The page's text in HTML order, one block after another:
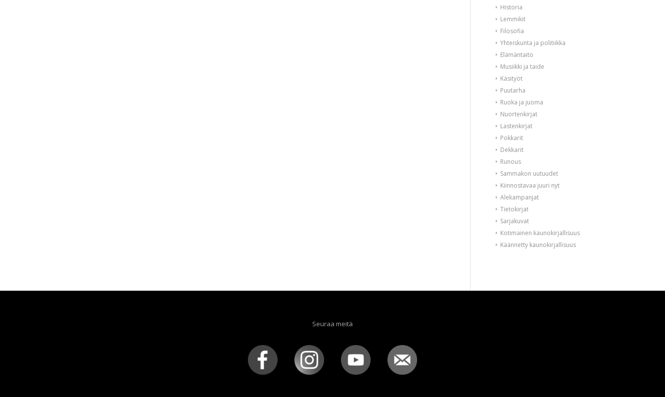
Historia
Lemmikit
Filosofia
Yhteiskunta ja politiikka
Elämäntaito
Musiikki ja taide
Käsityöt
Puutarha
Ruoka ja juoma
Nuortenkirjat
Lastenkirjat
Pokkarit
Dekkarit
Runous
Sammakon uutuudet
Kiinnostavaa juuri nyt
Alekampanjat
Tietokirjat
Sarjakuvat
Kotimainen kaunokirjallisuus
Käännetty kaunokirjallisuus
Seuraa meitä